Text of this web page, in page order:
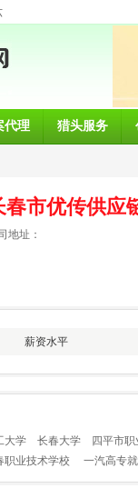
代理 猎头服务
春市优传供应
地址：
薪资水平
大学 长春大学
四平市
职业技术学校 一汽高专